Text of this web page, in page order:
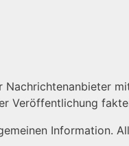
Veröffentlichung
Information.